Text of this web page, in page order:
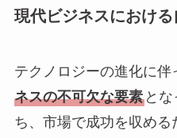
現代ビジネスにおけ
テクノロジーの進化に伴
ネスの不可欠な要素とな
ち、市場で成功を収め